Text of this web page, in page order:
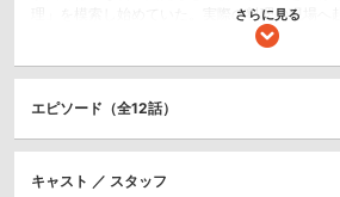
理」を模索し始めていた。実際の料理の現場へ
ラム「実地研修（スタジエール）」でさらなる
理”へと辿り着く。実地研修の課題もクリアし
だった。実地研修を終え、食戟でさらなる研鑽
は「紅葉狩り会」の場で、ついに相見えた学
負を挑む。創真が十傑と勝負するために目をつ
トで、彼は何を起こすのか!?一方、その裏では
さらに見る
エピソード（全12話）
キャスト ／ スタッフ